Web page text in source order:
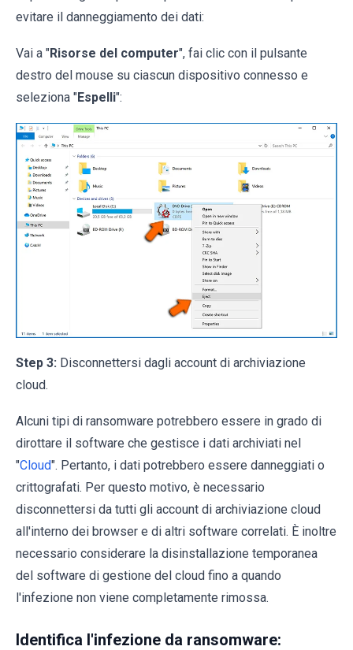
evitare il danneggiamento dei dati:
Vai a "Risorse del computer", fai clic con il pulsante
destro del mouse su ciascun dispositivo connesso e
seleziona "Espelli":
Step 3: Disconnettersi dagli account di archiviazione
cloud.
Alcuni tipi di ransomware potrebbero essere in grado di
dirottare il software che gestisce i dati archiviati nel
"Cloud". Pertanto, i dati potrebbero essere danneggiati o
crittografati. Per questo motivo, è necessario
disconnettersi da tutti gli account di archiviazione cloud
all'interno dei browser e di altri software correlati. È inoltre
necessario considerare la disinstallazione temporanea
del software di gestione del cloud fino a quando
l'infezione non viene completamente rimossa.
Identifica l'infezione da ransomware: